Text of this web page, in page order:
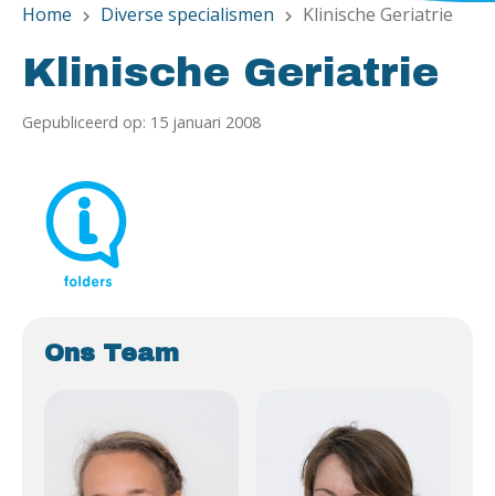
Home chevron_right Diverse specialismen chevron_right Klinische Geriatrie
Klinische Geriatrie
Gepubliceerd op: 15 januari 2008
Ons Team